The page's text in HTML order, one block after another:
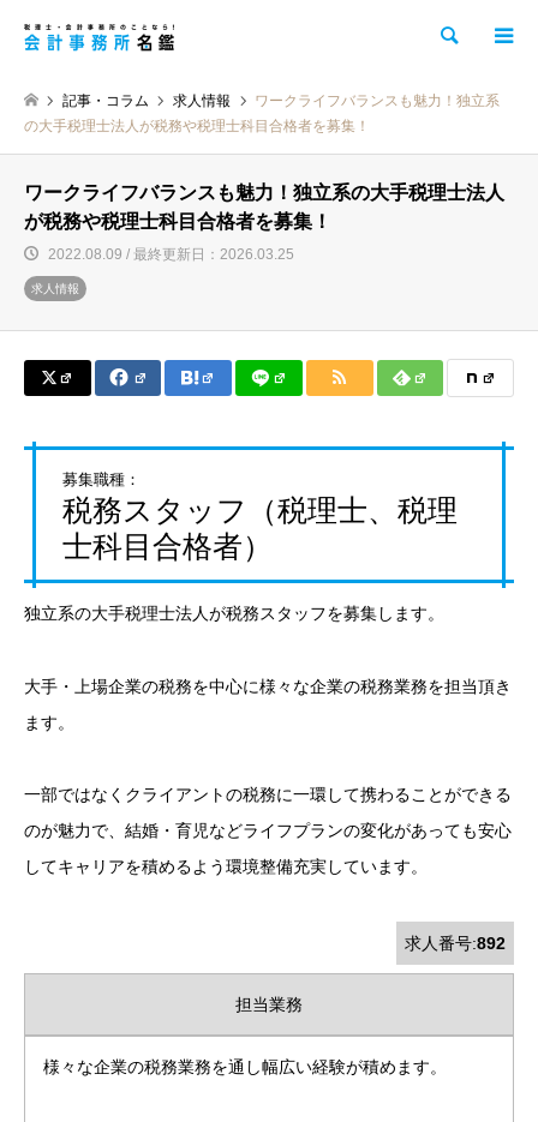
検索
記事・コラム 求人情報
ワークライフバランスも魅力！独立系
の大手税理士法人が税務や税理士科目合格者を募集！
ワークライフバランスも魅力！独立系の大手税理士法人
が税務や税理士科目合格者を募集！
2022.08.09 / 最終更新日：2026.03.25
求人情報
募集職種：
税務スタッフ（税理士、税理
士科目合格者）
独立系の大手税理士法人が税務スタッフを募集します。
大手・上場企業の税務を中心に様々な企業の税務業務を担当頂き
ます。
一部ではなくクライアントの税務に一環して携わることができる
のが魅力で、結婚・育児などライフプランの変化があっても安心
してキャリアを積めるよう環境整備充実しています。
求人番号:892
担当業務
様々な企業の税務業務を通し幅広い経験が積めます。